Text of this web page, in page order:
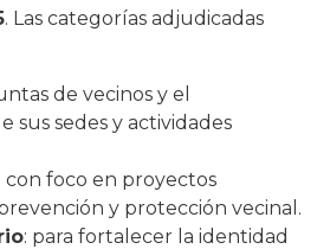
. Las categorías adjudicadas
de vecinos y el
sus sedes y actividades
: con foco en proyectos
y protección vecinal.
: para fortalecer la identidad